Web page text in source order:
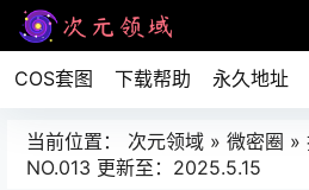
COS套图 下载帮助 永久地址
当前位置： 次元领域 » 微密圈 »
NO.013 更新至：2025.5.15